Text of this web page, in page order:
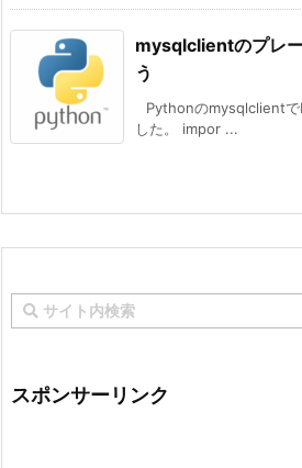
mysqlclientのプレ
う
Pythonのmysqlclientで
した。 impor ...
スポンサーリンク